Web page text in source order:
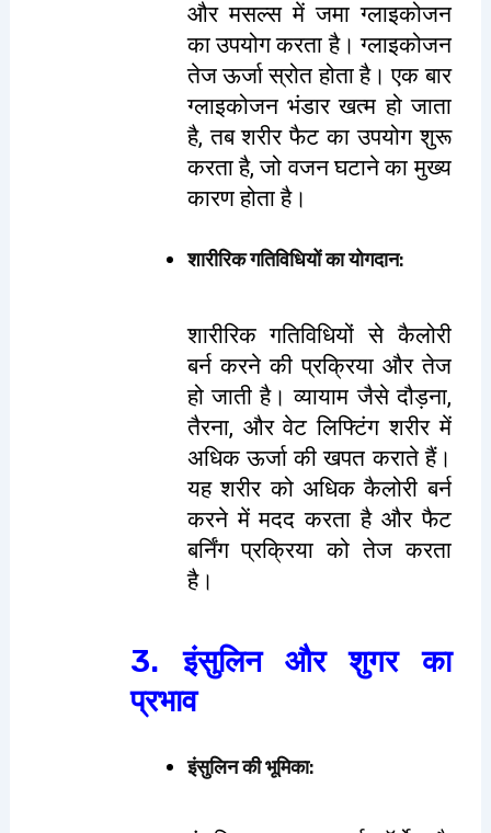
और मसल्स में जमा ग्लाइकोजन
का उपयोग करता है। ग्लाइकोजन
तेज ऊर्जा स्रोत होता है। एक बार
ग्लाइकोजन भंडार खत्म हो जाता
है, तब शरीर फैट का उपयोग शुरू
करता है, जो वजन घटाने का मुख्य
कारण होता है।
शारीरिक गतिविधियों का योगदान:
शारीरिक गतिविधियों से कैलोरी
बर्न करने की प्रक्रिया और तेज
हो जाती है। व्यायाम जैसे दौड़ना,
तैरना, और वेट लिफ्टिंग शरीर में
अधिक ऊर्जा की खपत कराते हैं।
यह शरीर को अधिक कैलोरी बर्न
करने में मदद करता है और फैट
बर्निंग प्रक्रिया को तेज करता
है।
3. इंसुलिन और शुगर का
प्रभाव
इंसुलिन की भूमिका: